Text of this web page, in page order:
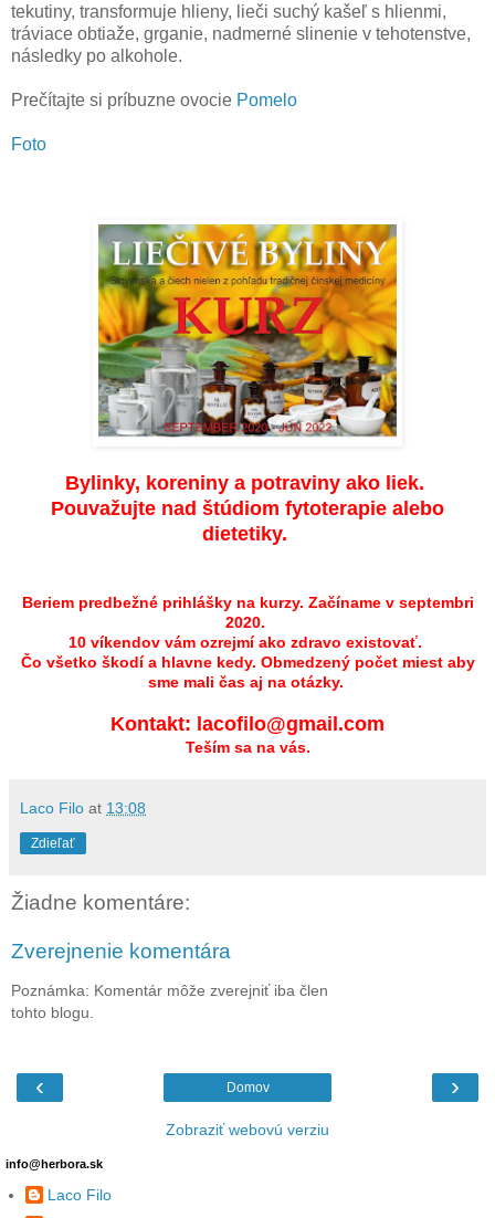
tekutiny, transformuje hlieny, lieči suchý kašeľ s hlienmi,
tráviace obtiaže, grganie, nadmerné slinenie v tehotenstve,
následky po alkohole.
Prečítajte si príbuzne ovocie Pomelo
Foto
Bylinky, koreniny a potraviny ako liek.
Pouvažujte nad štúdiom fytoterapie alebo
dietetiky.
Beriem predbežné prihlášky na kurzy. Začíname v septembri
2020.
10 víkendov vám ozrejmí ako zdravo existovať.
Čo všetko škodí a hlavne kedy. Obmedzený počet miest aby
sme mali čas aj na otázky.
Kontakt: lacofilo@gmail.com
Teším sa na vás.
Laco Filo at 13:08
Zdieľať
Žiadne komentáre:
Zverejnenie komentára
Poznámka: Komentár môže zverejniť iba člen
tohto blogu.
‹ ›
Domov
Zobraziť webovú verziu
info@herbora.sk
Laco Filo